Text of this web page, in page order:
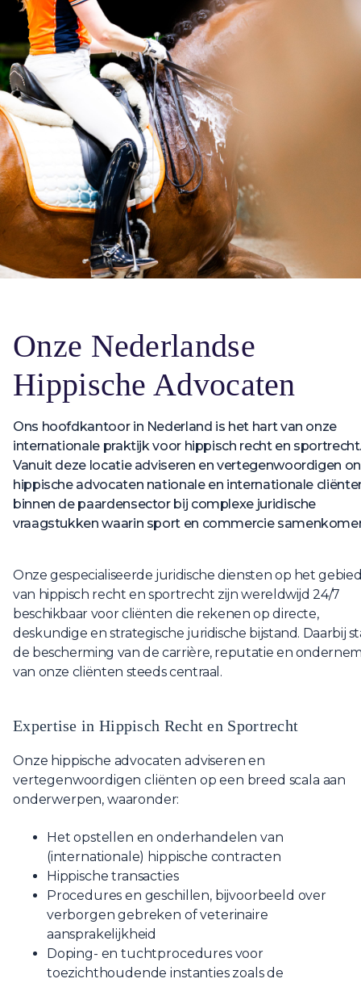
Onze Nederlandse
Hippische Advocaten
Ons hoofdkantoor in Nederland is het hart van onze
internationale praktijk voor hippisch recht en
Vanuit deze locatie adviseren en vertegenwoordigen
hippische advocaten nationale en internationale
binnen de paardensector bij complexe juridische
vraagstukken waarin sport en commercie
Onze gespecialiseerde juridische diensten op het
van hippisch recht en sportrecht zijn wereldwijd 24/7
beschikbaar voor cliënten die rekenen op directe,
deskundige en strategische juridische bijstand. Daarbij
de bescherming van de carrière, reputatie en
van onze cliënten steeds centraal.
Expertise in Hippisch Recht en Sportrecht
Onze hippische advocaten adviseren en
vertegenwoordigen cliënten op een breed scala aan
onderwerpen, waaronder:
Het opstellen en onderhandelen van
(internationale) hippische contracten
Hippische transacties
Procedures en geschillen, bijvoorbeeld over
verborgen gebreken of veterinaire
aansprakelijkheid
Doping- en tuchtprocedures voor
toezichthoudende instanties zoals de